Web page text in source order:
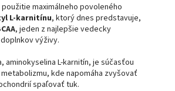
maximálneho povoleného
L-karnitínu, ktorý dnes predstavuje,
, jeden z najlepšie vedecky
výživy.
aminokyselina L-karnitín, je súčasťou
kde napomáha zvyšovať
spaľovať tuk.